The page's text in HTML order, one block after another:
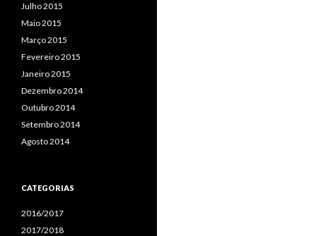
Julho 2015
Maio 2015
Março 2015
Fevereiro 2015
Janeiro 2015
Dezembro 2014
Outubro 2014
Setembro 2014
Agosto 2014
CATEGORIAS
2016/2017
2017/2018